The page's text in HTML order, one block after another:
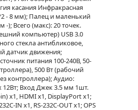
касания Инфракрасная
- 8 мм); Палец и маленький
-); Всего (макс): 20 точек.
компьютер) USB 3.0
стекла антибликовое,
датчик движения;
питания 100-240В, 50-
500 Вт (рабочий
контроллера); Аудио:
12Вт; Вход Джек 3.5 мм 1шт.
х1, HDMI х1, DisplayPort х1;
IN х1, RS-232C-OUT x1; OPS